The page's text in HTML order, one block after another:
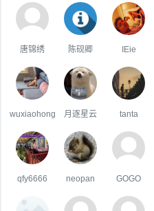
唐锦绣 陈砚卿 IEie
wuxiaohong 月逐星云 tanta
qfy6666 neopan GOGO